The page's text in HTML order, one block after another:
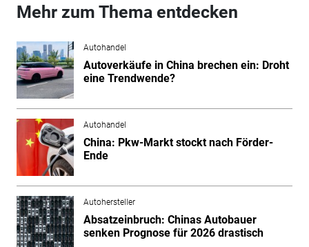
Mehr zum Thema entdecken
Autohandel
Autoverkäufe in China brechen ein: Droht
eine Trendwende?
Autohandel
China: Pkw-Markt stockt nach Förder-
Ende
Autohersteller
Absatzeinbruch: Chinas Autobauer
senken Prognose für 2026 drastisch